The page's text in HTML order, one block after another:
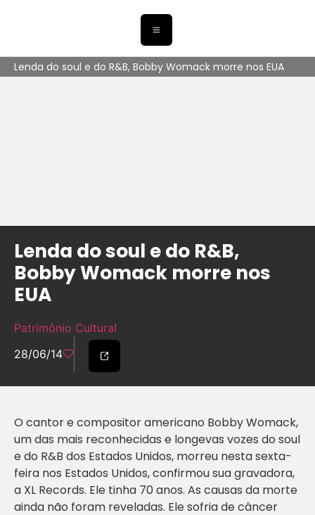
Lenda do soul e do R&B, Bobby Womack morre nos EUA
Lenda do soul e do R&B,
Bobby Womack morre nos
EUA
Patrimônio Cultural
28/06/14
O cantor e compositor americano Bobby Womack,
um das mais reconhecidas e longevas vozes do soul
e do R&B dos Estados Unidos, morreu nesta sexta-
feira nos Estados Unidos, confirmou sua gravadora,
a XL Records. Ele tinha 70 anos. As causas da morte
ainda não foram reveladas. Ele sofria de câncer